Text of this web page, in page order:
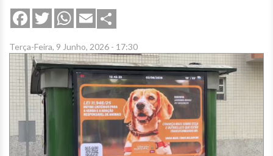
FacebookTwitterWhatsApp
Email
Terça-Feira, 9 Junho, 2026 - 17:30